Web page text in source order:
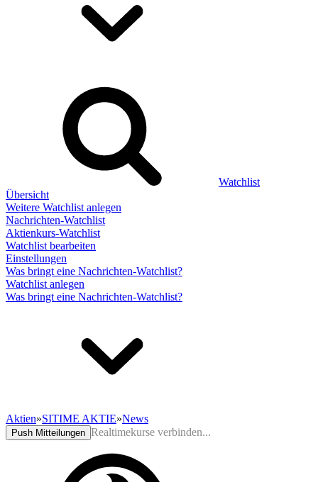
Watchlist
Übersicht
Weitere Watchlist anlegen
Nachrichten-Watchlist
Aktienkurs-Watchlist
Watchlist bearbeiten
Einstellungen
Was bringt eine Nachrichten-Watchlist?
Watchlist anlegen
Was bringt eine Nachrichten-Watchlist?
Aktien»SITIME AKTIE»News
Push Mitteilungen Realtimekurse verbinden...